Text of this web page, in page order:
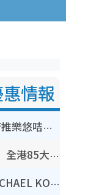
情報
長者優惠｜OK便利店推樂悠咭優惠！買麵包/牛奶/保健品拍卡即減
【8月生日優惠2026】全港85大食買玩著數攻略 自助餐/火鍋放題同行免費＋誠品/DONKI送現金券
開倉優惠｜銅鑼灣MICHAEL KORS開倉低至17折！直擊$500起買手袋/銀包/鞋款 必買經典Jet Set系列